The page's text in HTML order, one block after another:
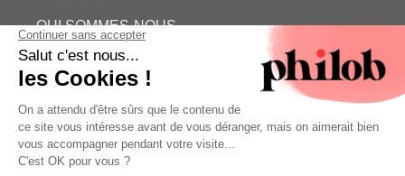
QUI SOMMES-NOUS
ESTIMATION GRATUITE
PHILOB